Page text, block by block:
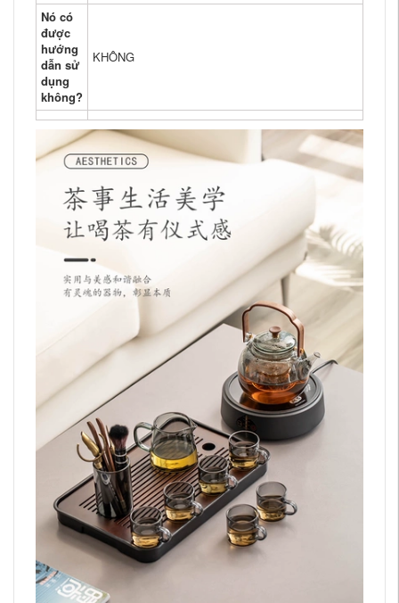
Nó có
được
hướng
dẫn sử
dụng
không?
KHÔNG